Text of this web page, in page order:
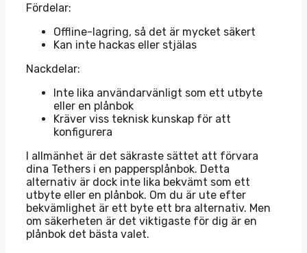
Fördelar:
Offline-lagring, så det är mycket säkert
Kan inte hackas eller stjälas
Nackdelar:
Inte lika användarvänligt som ett utbyte
eller en plånbok
Kräver viss teknisk kunskap för att
konfigurera
I allmänhet är det säkraste sättet att förvara
dina Tethers i en pappersplånbok. Detta
alternativ är dock inte lika bekvämt som ett
utbyte eller en plånbok. Om du är ute efter
bekvämlighet är ett byte ett bra alternativ. Men
om säkerheten är det viktigaste för dig är en
plånbok det bästa valet.